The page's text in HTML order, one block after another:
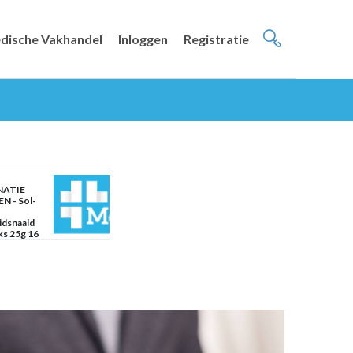
Vakhandel Inloggen Registratie
- Sol-
25g 16